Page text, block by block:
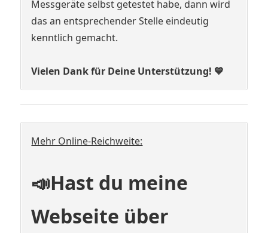
Messgeräte selbst getestet habe, dann wird
das an entsprechender Stelle eindeutig
kenntlich gemacht.
Vielen Dank für Deine Unterstützung! 💙
Mehr Online-Reichweite:
📣Hast du meine
Webseite über